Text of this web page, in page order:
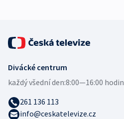
Divácké centrum
každý všední den:8:00—16:00 hodin
261 136 113
info@ceskatelevize.cz